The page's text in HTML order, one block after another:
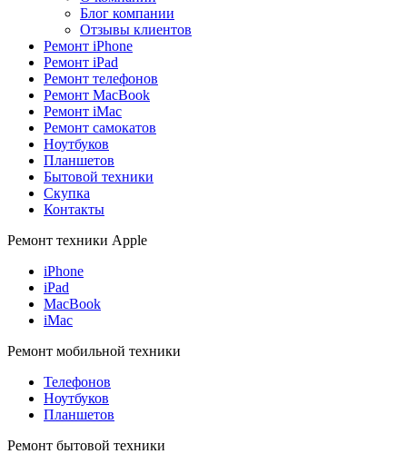
Блог компании
Отзывы клиентов
Ремонт iPhone
Ремонт iPad
Ремонт телефонов
Ремонт MacBook
Ремонт iMac
Ремонт самокатов
Ноутбуков
Планшетов
Бытовой техники
Скупка
Контакты
Ремонт техники Apple
iPhone
iPad
MacBook
iMac
Ремонт мобильной техники
Телефонов
Ноутбуков
Планшетов
Ремонт бытовой техники